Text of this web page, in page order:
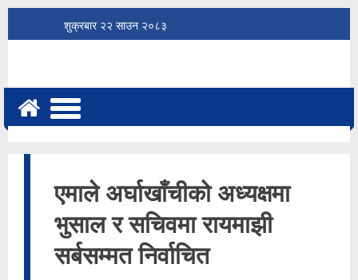
शुक्रबार २२ साउन २०८३
एमाले अर्घाखाँचीको अध्यक्षमा
भुसाल र सचिवमा रायमाझी
सर्बसम्मत निर्वाचित